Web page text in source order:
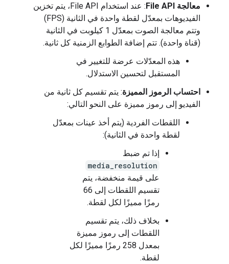
معالجة File API
: عند استخدام File API، يتم تخزين
الفيديوهات بمعدّل لقطة واحدة في الثانية (FPS)
وتتم معالجة الصوت بمعدّل 1 كيلوبت في الثانية
(قناة واحدة). تتم إضافة الطوابع الزمنية كل ثانية.
هذه المعدّلات عرضة للتغيير في
المستقبل لتحسين الاستدلال.
احتساب الرموز المميزة: يتم تقسيم كل ثانية من
الفيديو إلى رموز مميزة على النحو التالي:
اللقطات الفردية (يتم أخذ عينات بمعدّل
لقطة واحدة في الثانية):
إذا تم ضبط
media_resolution
على قيمة منخفضة، يتم
تقسيم اللقطات إلى 66
رمزًا مميزًا لكل لقطة.
بخلاف ذلك، يتم تقسيم
اللقطات إلى رموز مميزة
بمعدل 258 رمزًا مميزًا لكل
لقطة.